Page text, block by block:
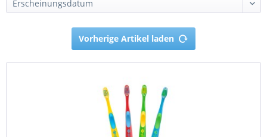
Vorherige Artikel laden